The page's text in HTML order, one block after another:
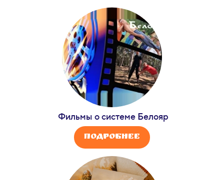
Фильмы о системе Белояр
Подробнее